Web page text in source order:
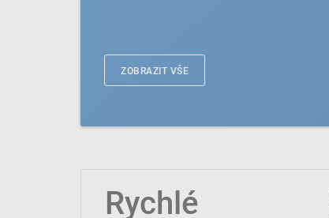
ZOBRAZIT VŠE
Rychlé